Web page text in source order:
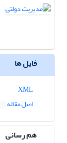
فایل ها
اصل مقاله
هم رسانی